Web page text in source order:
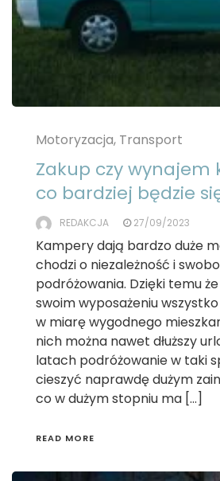
Motoryzacja, Transport
Zakup czy wynajem
co bardziej będzie
REDAKCJA 27/09/2023
Kampery dają bardzo duże
chodzi o niezależność i
podróżowania. Dzięki temu
swoim wyposażeniu
w miarę wygodnego
nich można nawet dłuższy
latach podróżowanie w taki
cieszyć naprawdę dużym
co w dużym stopniu ma […]
READ MORE